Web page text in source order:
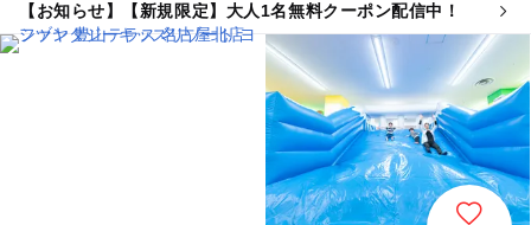
【お知らせ】【新規限定】大人1名無料クーポン配信中！